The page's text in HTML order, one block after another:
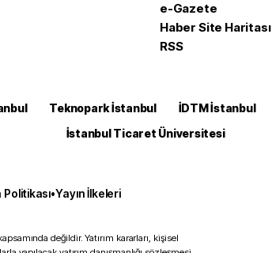
e-Gazete
Haber Site Haritası
RSS
Teknopark İstanbul İDTM İstanbul
İstanbul Ticaret Üniversitesi
•Yayın İlkeleri
değildir. Yatırım kararları, kişisel